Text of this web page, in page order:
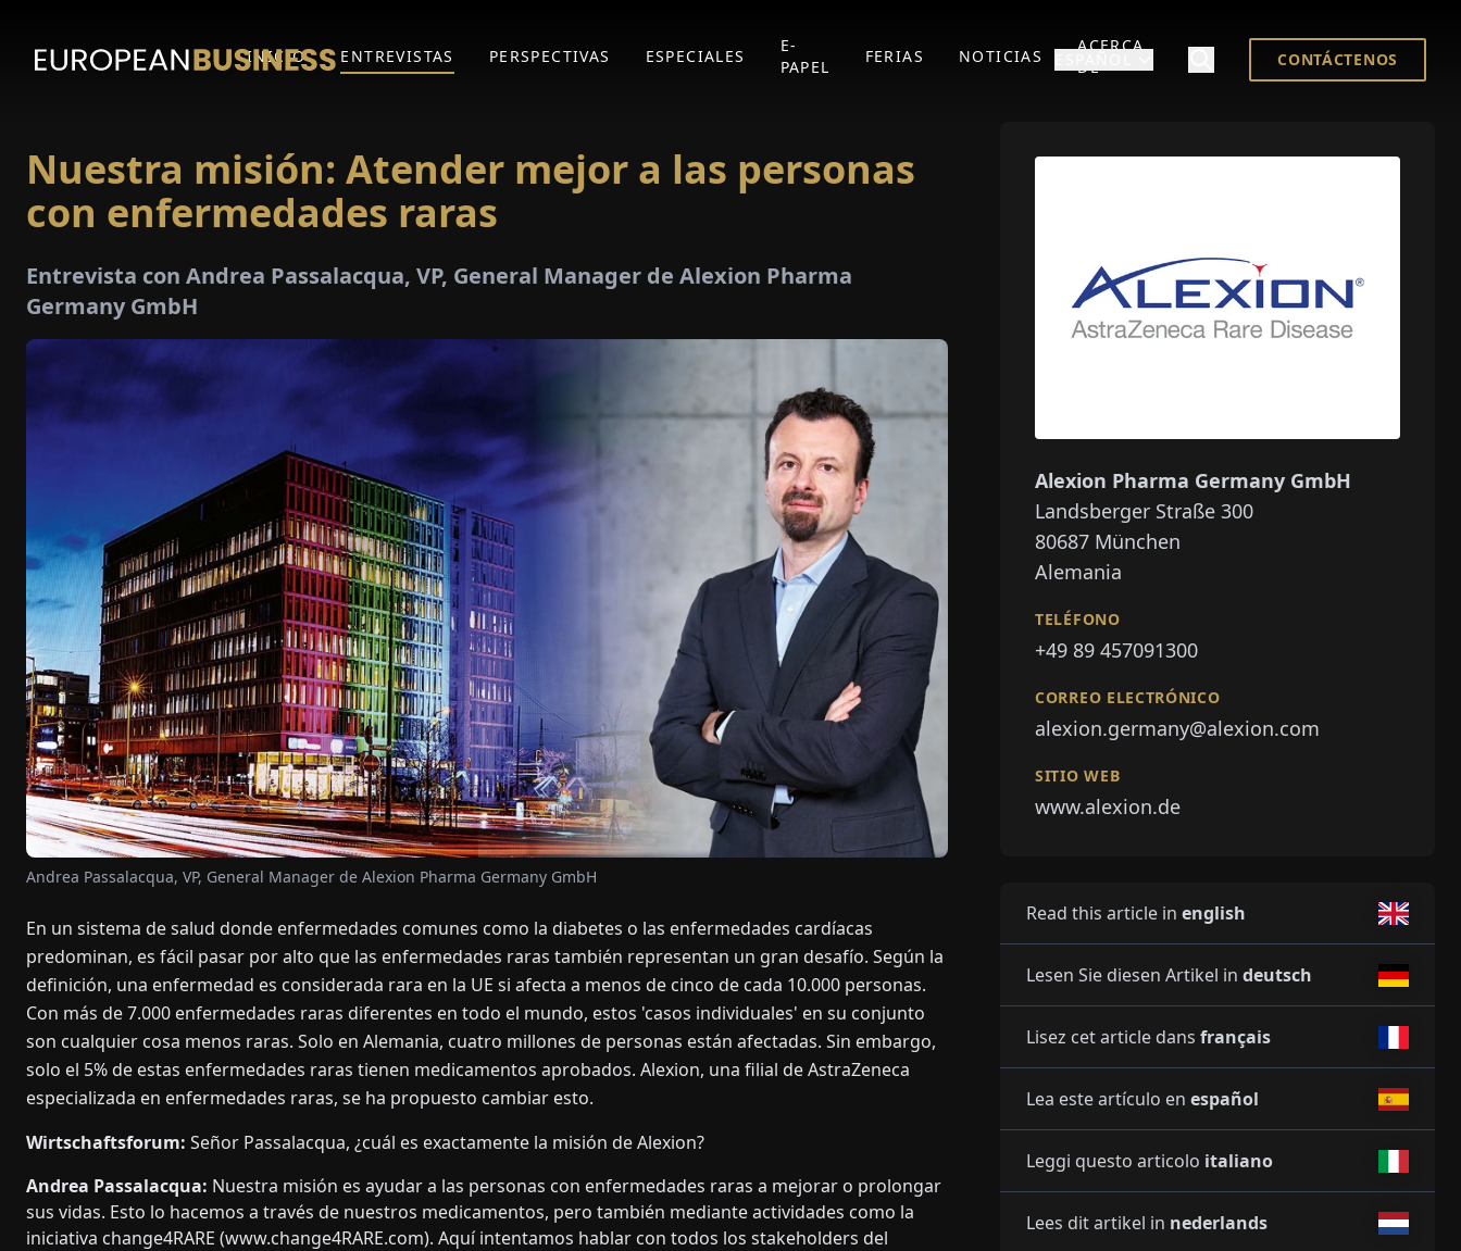
INICIO ENTREVISTAS PERSPECTIVAS ESPECIALES
E-
PAPEL
FERIAS NOTICIAS
ACERCA
DE
CONTÁCTENOS
Nuestra misión: Atender mejor a las personas
con enfermedades raras
Entrevista con Andrea Passalacqua, VP, General Manager de Alexion Pharma
Germany GmbH
Andrea Passalacqua, VP, General Manager de Alexion Pharma Germany GmbH
En un sistema de salud donde enfermedades comunes como la diabetes o las enfermedades cardíacas
predominan, es fácil pasar por alto que las enfermedades raras también representan un gran desafío. Según la
definición, una enfermedad es considerada rara en la UE si afecta a menos de cinco de cada 10.000 personas.
Con más de 7.000 enfermedades raras diferentes en todo el mundo, estos 'casos individuales' en su conjunto
son cualquier cosa menos raras. Solo en Alemania, cuatro millones de personas están afectadas. Sin embargo,
solo el 5% de estas enfermedades raras tienen medicamentos aprobados. Alexion, una filial de AstraZeneca
especializada en enfermedades raras, se ha propuesto cambiar esto.
Wirtschaftsforum: Señor Passalacqua, ¿cuál es exactamente la misión de Alexion?
Andrea Passalacqua: Nuestra misión es ayudar a las personas con enfermedades raras a mejorar o prolongar
sus vidas. Esto lo hacemos a través de nuestros medicamentos, pero también mediante actividades como la
iniciativa change4RARE (www.change4RARE.com). Aquí intentamos hablar con todos los stakeholders del
Alexion Pharma Germany GmbH
Landsberger Straße 300
80687 München
Alemania
TELÉFONO
+49 89 457091300
CORREO ELECTRÓNICO
alexion.germany@alexion.com
SITIO WEB
www.alexion.de
Read this article in english
Lesen Sie diesen Artikel in deutsch
Lisez cet article dans français
Lea este artículo en español
Leggi questo articolo italiano
Lees dit artikel in nederlands